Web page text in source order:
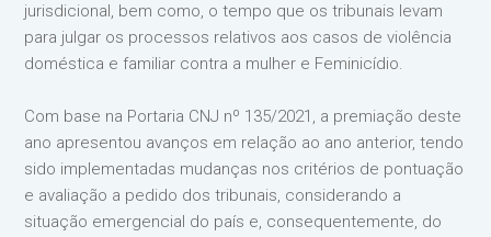
jurisdicional, bem como, o tempo que os tribunais levam
para julgar os processos relativos aos casos de violência
doméstica e familiar contra a mulher e Feminicídio.
Com base na Portaria CNJ nº 135/2021, a premiação deste
ano apresentou avanços em relação ao ano anterior, tendo
sido implementadas mudanças nos critérios de pontuação
e avaliação a pedido dos tribunais, considerando a
situação emergencial do país e, consequentemente, do